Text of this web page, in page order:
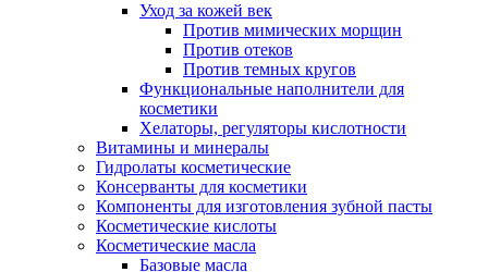
Уход за кожей век
Против мимических морщин
Против отеков
Против темных кругов
Функциональные наполнители для
косметики
Хелаторы, регуляторы кислотности
Витамины и минералы
Гидролаты косметические
Консерванты для косметики
Компоненты для изготовления зубной пасты
Косметические кислоты
Косметические масла
Базовые масла